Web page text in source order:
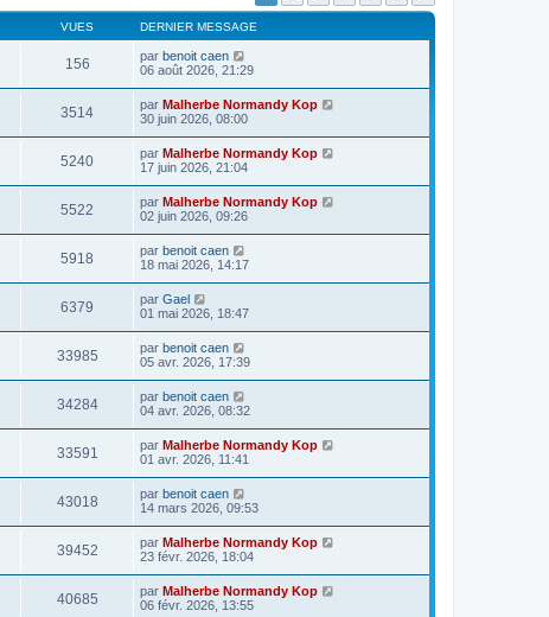
VUES DERNIER MESSAGE
156 par benoit caen
06 août 2026, 21:29
3514 par Malherbe Normandy Kop
30 juin 2026, 08:00
5240 par Malherbe Normandy Kop
17 juin 2026, 21:04
5522 par Malherbe Normandy Kop
02 juin 2026, 09:26
5918 par benoit caen
18 mai 2026, 14:17
6379 par Gael
01 mai 2026, 18:47
33985 par benoit caen
05 avr. 2026, 17:39
34284 par benoit caen
04 avr. 2026, 08:32
33591 par Malherbe Normandy Kop
01 avr. 2026, 11:41
43018 par benoit caen
14 mars 2026, 09:53
39452 par Malherbe Normandy Kop
23 févr. 2026, 18:04
40685 par Malherbe Normandy Kop
06 févr. 2026, 13:55